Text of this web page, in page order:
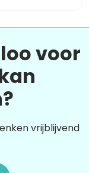
voor
vrijblijvend